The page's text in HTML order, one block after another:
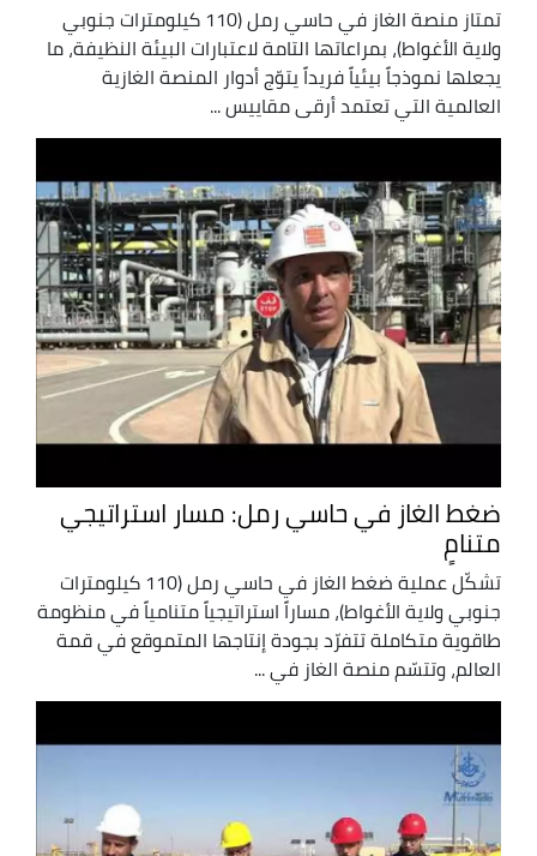
تمتاز منصة الغاز في حاسي رمل (110 كيلومترات جنوبي
ولاية الأغواط)، بمراعاتها التامة لاعتبارات البيئة النظيفة، ما
يجعلها نموذجاً بيئياً فريداً يتوّج أدوار المنصة الغازية
العالمية التي تعتمد أرقى مقاييس ...
ضغط الغاز في حاسي رمل: مسار استراتيجي
متنامٍ
تشكّل عملية ضغط الغاز في حاسي رمل (110 كيلومترات
جنوبي ولاية الأغواط)، مساراً استراتيجياً متنامياً في منظومة
طاقوية متكاملة تتفرّد بجودة إنتاجها المتموقع في قمة
العالم، وتتسّم منصة الغاز في ...